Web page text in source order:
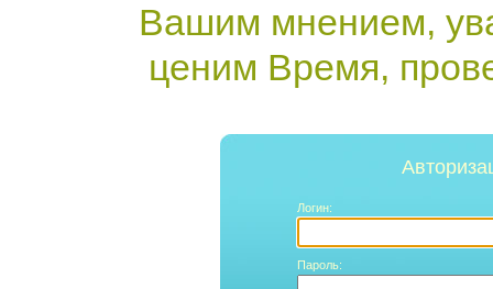
Вашим мнением,
ценим Время,
Логин:
Пароль: